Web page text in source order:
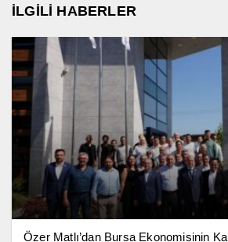
İLGİLİ HABERLER
Özer Matlı’dan Bursa Ekonomisinin